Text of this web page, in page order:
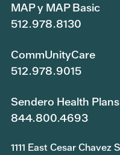
MAP y MAP Basic
512.978.8130
CommUnityCare
512.978.9015
Sendero Health Plans
844.800.4693
1111 East Cesar Chavez